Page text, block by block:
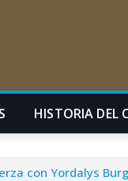
HISTORIA DEL
con Yordalys